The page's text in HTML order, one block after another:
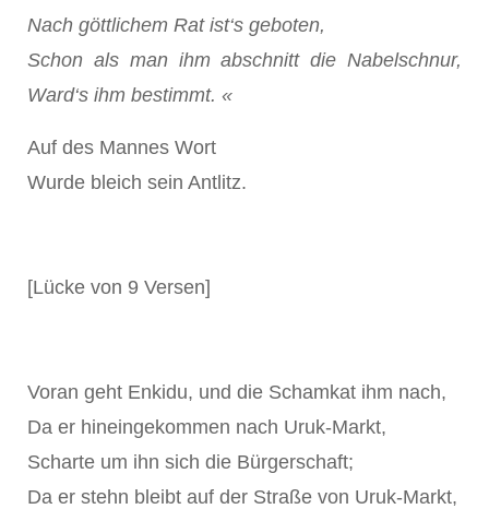
Nach göttlichem Rat ist‘s geboten,
Schon als man ihm abschnitt die Nabelschnur,
Ward‘s ihm bestimmt. «
Auf des Mannes Wort
Wurde bleich sein Antlitz.
[Lücke von 9 Versen]
Voran geht Enkidu, und die Schamkat ihm nach,
Da er hineingekommen nach Uruk-Markt,
Scharte um ihn sich die Bürgerschaft;
Da er stehn bleibt auf der Straße von Uruk-Markt,